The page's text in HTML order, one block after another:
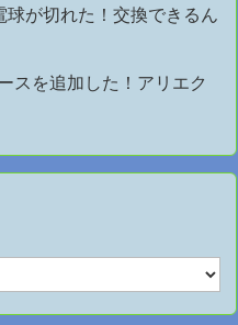
が切れた！交換できるん
スを追加した！アリエク